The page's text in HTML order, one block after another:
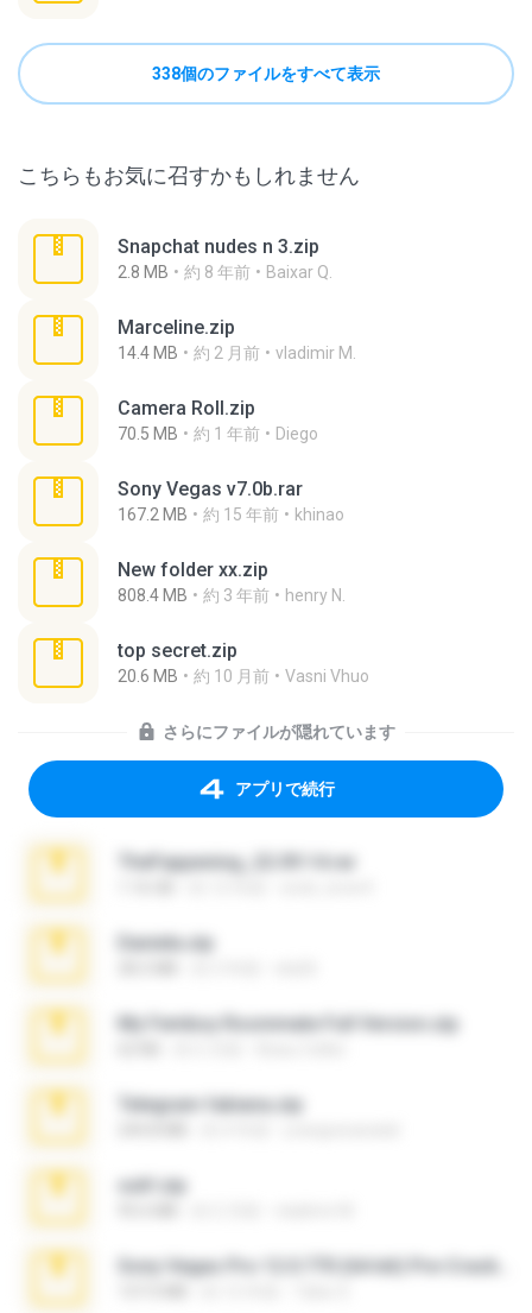
338個のファイルをすべて表示
こちらもお気に召すかもしれません
Snapchat nudes n 3.zip
2.8 MB 約 8 年前 Baixar Q.
Marceline.zip
14.4 MB 約 2 月前 vladimir M.
Camera Roll.zip
70.5 MB 約 1 年前 Diego
Sony Vegas v7.0b.rar
167.2 MB 約 15 年前 khinao
New folder xx.zip
808.4 MB 約 3 年前 henry N.
top secret.zip
20.6 MB 約 10 月前 Vasni Vhuo
さらにファイルが隠れています
アプリで続行
TheFappening_22.09.14.rar
Daniela.zip
My Femboy Roommate Full Version.zip
Telegram fabiana.zip
ouh!.zip